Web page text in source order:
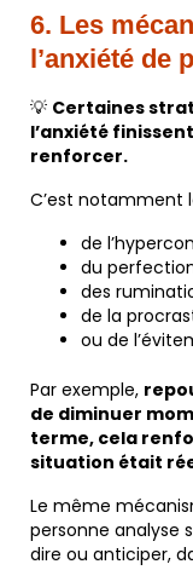
6. Les
l’anxiété de
💡 Certaines
l’anxiété
renforcer.
C’est notamment
de
du
des
de la
ou de
Par exemple,
de diminuer
terme, cela
situation était
Le même
personne analyse
dire ou anticiper,